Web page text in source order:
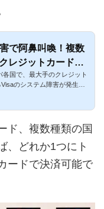
で阿鼻叫喚！複数
レジットカード保
国で、最大手のクレジット
のシステム障害が発生し
ド、複数種類の国
、どれか1つにト
ードで決済可能で